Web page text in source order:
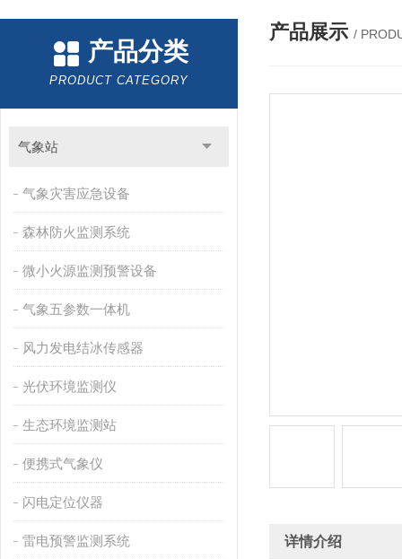
产品分类
PRODUCT CATEGORY
气象站
气象灾害应急设备
森林防火监测系统
微小火源监测预警设备
气象五参数一体机
风力发电结冰传感器
光伏环境监测仪
生态环境监测站
便携式气象仪
闪电定位仪器
雷电预警监测系统
产品展示 /
详情介绍